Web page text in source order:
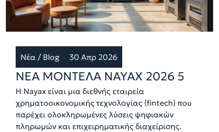
Νέα / Blog 30 Απρ 2026
ΝΕΑ ΜΟΝΤΕΛΑ NAYAX 2026 5
Η Nayax είναι μια διεθνής εταιρεία
χρηματοοικονομικής τεχνολογίας (fintech) που
παρέχει ολοκληρωμένες λύσεις ψηφιακών
πληρωμών και επιχειρηματικής διαχείρισης.